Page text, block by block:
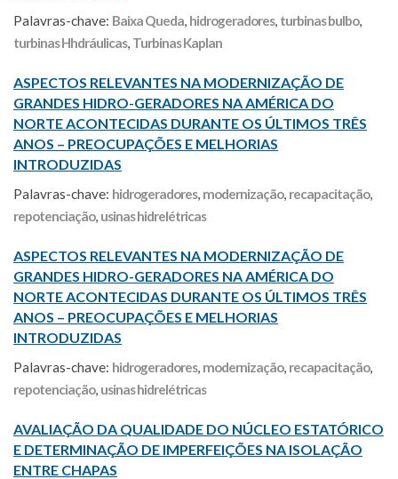
Palavras-chave: Baixa Queda, hidrogeradores, turbinas bulbo,
turbinas Hhdráulicas, Turbinas Kaplan
ASPECTOS RELEVANTES NA MODERNIZAÇÃO DE
GRANDES HIDRO-GERADORES NA AMÉRICA DO
NORTE ACONTECIDAS DURANTE OS ÚLTIMOS TRÊS
ANOS – PREOCUPAÇÕES E MELHORIAS
INTRODUZIDAS
Palavras-chave: hidrogeradores, modernização, recapacitação,
repotenciação, usinas hidrelétricas
ASPECTOS RELEVANTES NA MODERNIZAÇÃO DE
GRANDES HIDRO-GERADORES NA AMÉRICA DO
NORTE ACONTECIDAS DURANTE OS ÚLTIMOS TRÊS
ANOS – PREOCUPAÇÕES E MELHORIAS
INTRODUZIDAS
Palavras-chave: hidrogeradores, modernização, recapacitação,
repotenciação, usinas hidrelétricas
AVALIAÇÃO DA QUALIDADE DO NÚCLEO ESTATÓRICO
E DETERMINAÇÃO DE IMPERFEIÇÕES NA ISOLAÇÃO
ENTRE CHAPAS